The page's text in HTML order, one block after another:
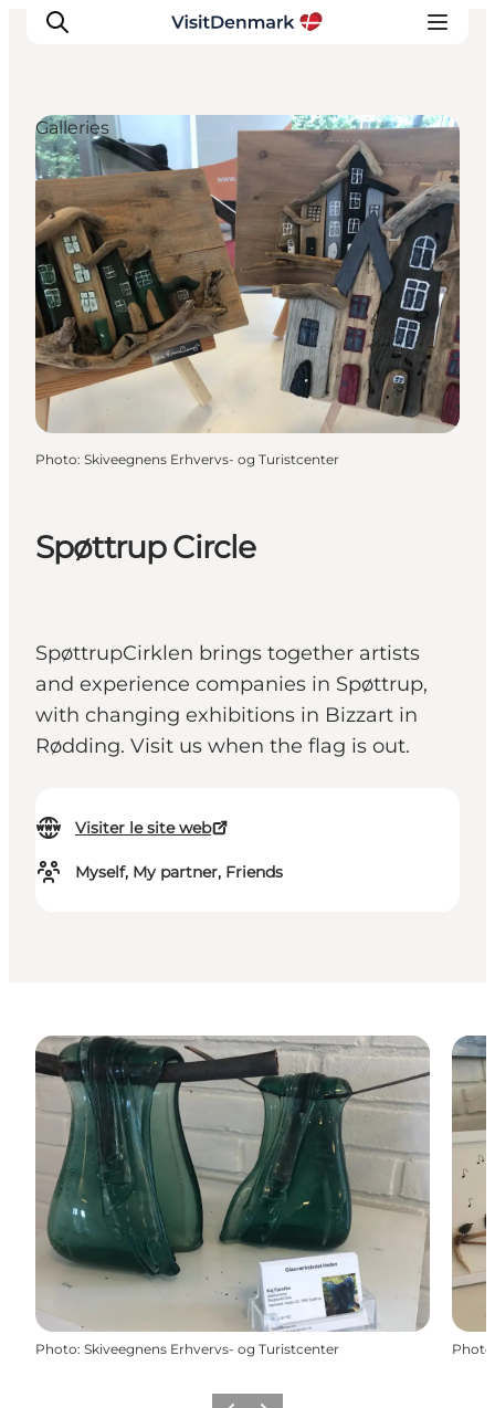
Inspirations
Destinations
Quoi faire
Hébergements
Planifiez votre voyage
Spøttrup Circle
SpøttrupCirklen brings together artists
and experience companies in Spøttrup,
with changing exhibitions in Bizzart in
Rødding. Visit us when the flag is out.
Visiter le site web
Myself, My partner, Friends
Galleries
Photo: Skiveegnens Erhvervs- og Turistcenter
Photo: Skiveegnens Erhvervs- og Turistcenter Photo